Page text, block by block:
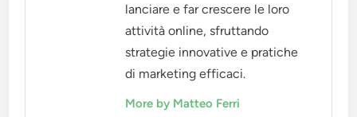
lanciare e far crescere le loro
attività online, sfruttando
strategie innovative e pratiche
di marketing efficaci.
More by Matteo Ferri